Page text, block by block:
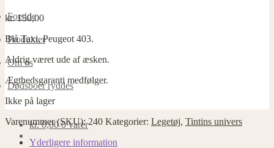
Forside
Produkter
Om os
Dødsboer ryddes
kr.0,00 0 varer
kr.150,00
Blå Taxi, Peugeot 403.
Aldrig været ude af æsken.
Ægthedsgaranti medfølger.
Ikke på lager
Varenummer (SKU):240 Kategorier: Legetøj, Tintins univers
Yderligere information